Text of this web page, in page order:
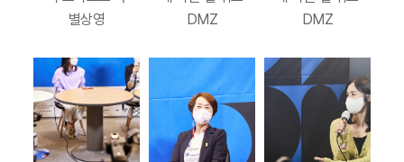
별상영
DMZ
DMZ